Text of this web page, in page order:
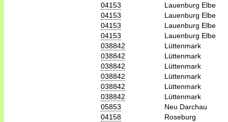
04153
Lauenburg Elbe
04153
Lauenburg Elbe
04153
Lauenburg Elbe
04153
Lauenburg Elbe
038842
Lüttenmark
038842
Lüttenmark
038842
Lüttenmark
038842
Lüttenmark
038842
Lüttenmark
038842
Lüttenmark
05853
Neu Darchau
04158
Roseburg